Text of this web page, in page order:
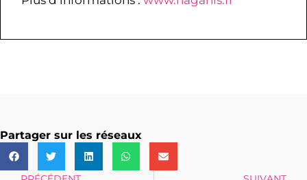
Partager sur les réseaux